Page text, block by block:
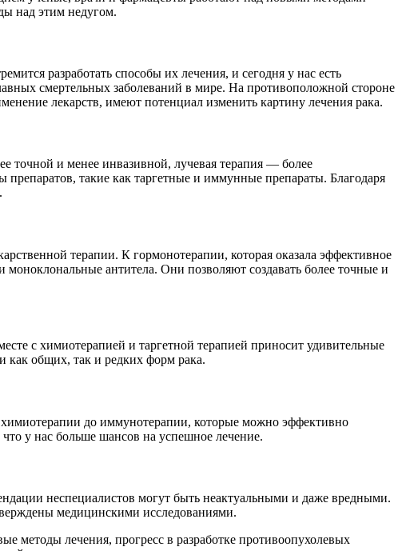
над этим недугом.
разработать способы их лечения, и сегодня у нас есть
смертельных заболеваний в мире. На противоположной стороне
лекарств, имеют потенциал изменить картину лечения рака.
точной и менее инвазивной, лучевая терапия — более
такие как таргетные и иммунные препараты. Благодаря
терапии. К гормонотерапии, которая оказала эффективное
моноклональные антитела. Они позволяют создавать более точные и
с химиотерапией и таргетной терапией приносит удивительные
как общих, так и редких форм рака.
химиотерапии до иммунотерапии, которые можно эффективно
у нас больше шансов на успешное лечение.
неспециалистов могут быть неактуальными и даже вредными.
медицинскими исследованиями.
методы лечения, прогресс в разработке противоопухолевых